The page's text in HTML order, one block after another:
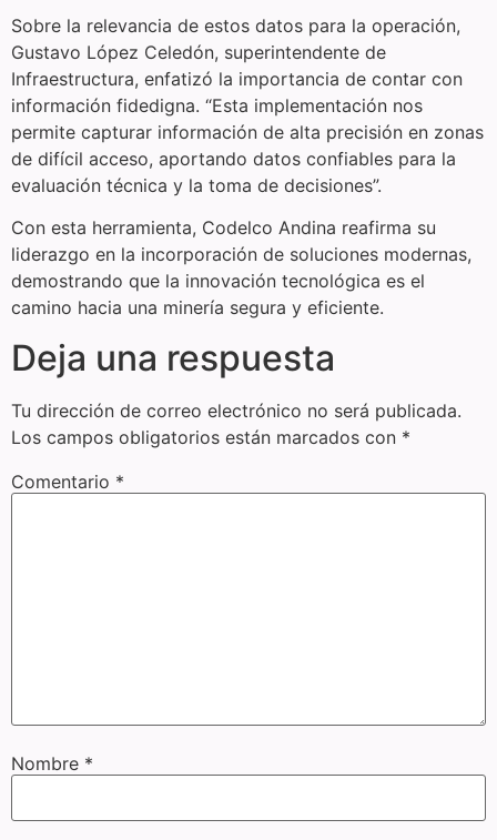
Sobre la relevancia de estos datos para la operación,
Gustavo López Celedón, superintendente de
Infraestructura, enfatizó la importancia de contar con
información fidedigna. “Esta implementación nos
permite capturar información de alta precisión en zonas
de difícil acceso, aportando datos confiables para la
evaluación técnica y la toma de decisiones”.
Con esta herramienta, Codelco Andina reafirma su
liderazgo en la incorporación de soluciones modernas,
demostrando que la innovación tecnológica es el
camino hacia una minería segura y eficiente.
Deja una respuesta
Tu dirección de correo electrónico no será publicada.
Los campos obligatorios están marcados con *
Comentario *
Nombre *